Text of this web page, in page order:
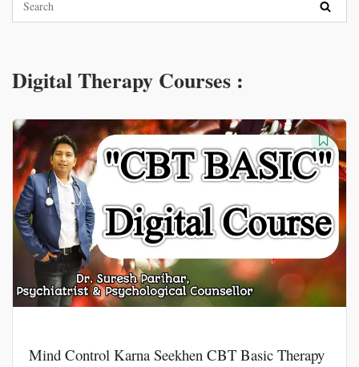
Digital Therapy Courses :
Mind Control Karna Seekhen CBT Basic Therapy